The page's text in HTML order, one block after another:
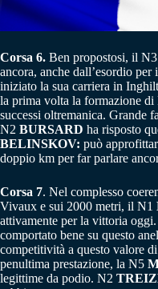
Corsa 6. Ben propostosi, il N3
ancora, anche dall’esordio
iniziato la sua carriera in
la prima volta la formazione di
successi oltremanica. Grande
N2 BURSARD ha risposto
BELINSKOV: può
doppio km per far parlare
Corsa 7. Nel complesso
Vivaux e sui 2000 metri, il N1
attivamente per la vittoria
comportato bene su questo
competitività a questo valore
penultima prestazione, la N5
legittime da podio. N2